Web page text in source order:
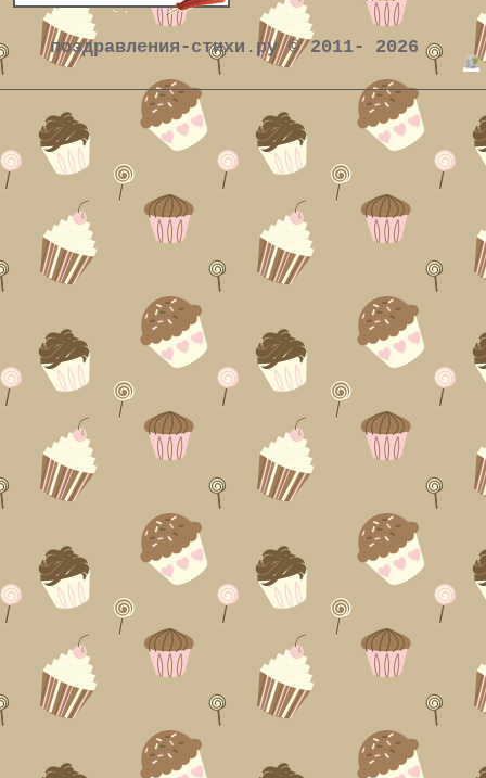
поздравления-стихи.ру © 2011- 2026